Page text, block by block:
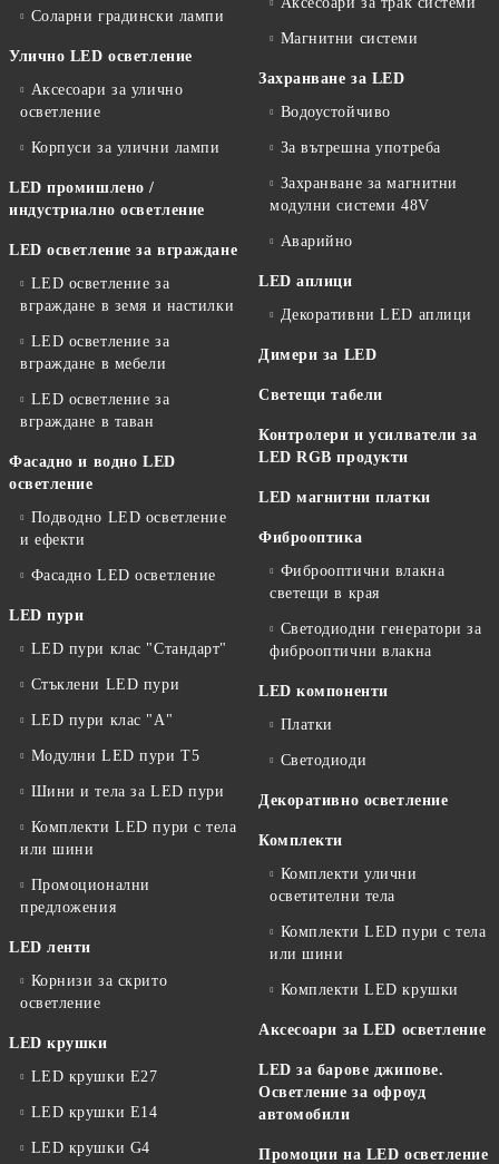
Соларни градински лампи
Улично LED осветление
Аксесоари за улично
осветление
Корпуси за улични лампи
LED промишлено /
индустриално осветление
LED осветление за вграждане
LED осветление за
вграждане в земя и настилки
LED осветление за
вграждане в мебели
LED осветление за
вграждане в таван
Фасадно и водно LED
осветление
Подводно LED осветление
и ефекти
Фасадно LED осветление
LED пури
LED пури клас "Стандарт"
Стъклени LED пури
LED пури клас "А"
Модулни LED пури T5
Шини и тела за LED пури
Комплекти LED пури с тела
или шини
Промоционални
предложения
LED ленти
Корнизи за скрито
осветление
LED крушки
LED крушки E27
LED крушки E14
LED крушки G4
Магнитни системи
Захранване за LED
Водоустойчиво
За вътрешна употреба
Захранване за магнитни
модулни системи 48V
Аварийно
LED аплици
Декоративни LED аплици
Димери за LED
Светещи табели
Контролери и усилватели за
LED RGB продукти
LED магнитни платки
Фиброоптика
Фиброоптични влакна
светещи в края
Светодиодни генератори за
фиброоптични влакна
LED компоненти
Платки
Светодиоди
Декоративно осветление
Комплекти
Комплекти улични
осветителни тела
Комплекти LED пури с тела
или шини
Комплекти LED крушки
Аксесоари за LED осветление
LED за барове джипове.
Осветление за офроуд
автомобили
Промоции на LED осветление